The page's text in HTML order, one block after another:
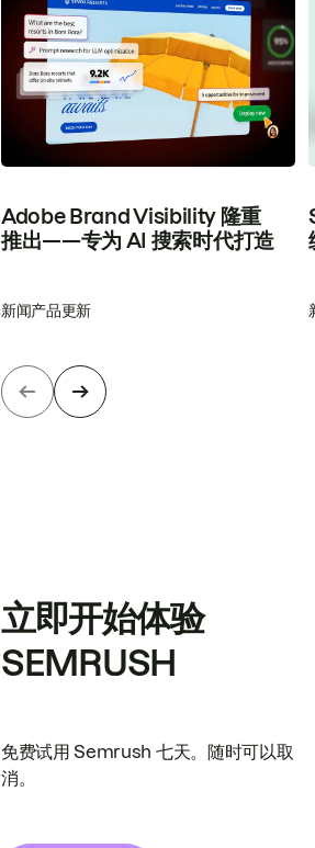
Adobe Brand Visibility 隆重
推出——专为 AI 搜索时代打造
新闻产品更新
立即开始体验
SEMRUSH
免费试用 Semrush 七天。随时可以取
消。